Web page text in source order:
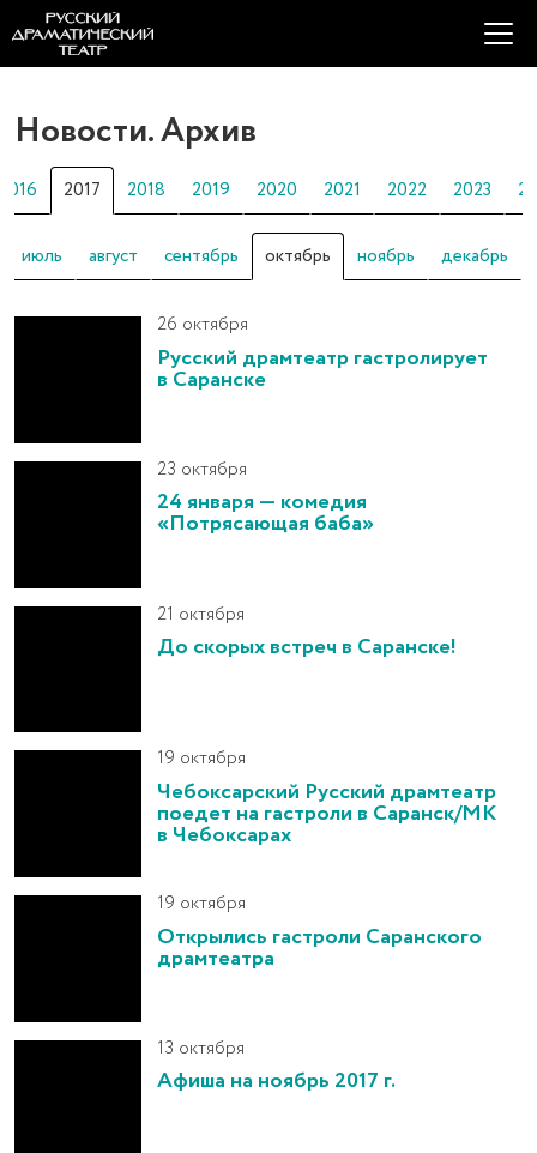
Новости. Архив
2016 2017 2018 2019 2020 2021 2022 2023
июль август сентябрь октябрь ноябрь декабрь
26 октября
Русский драмтеатр гастролирует
в Саранске
23 октября
24 января — комедия
«Потрясающая баба»
21 октября
До скорых встреч в Саранске!
19 октября
Чебоксарский Русский драмтеатр
поедет на гастроли в Саранск/МК
в Чебоксарах
19 октября
Открылись гастроли Саранского
драмтеатра
13 октября
Афиша на ноябрь 2017 г.